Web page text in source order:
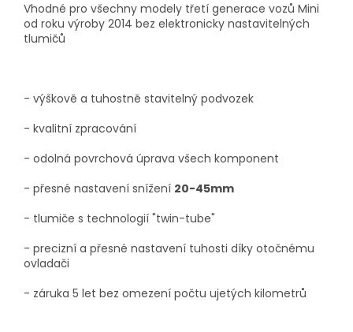
Vhodné pro všechny modely třetí generace vozů Mini
od roku výroby 2014 bez elektronicky nastavitelných
tlumičů
- výškově a tuhostně stavitelný podvozek
- kvalitní zpracování
- odolná povrchová úprava všech komponent
- přesné nastavení snížení 20-45mm
- tlumiče s technologií "twin-tube"
- precizní a přesné nastavení tuhosti díky otočnému
ovladači
- záruka 5 let bez omezení počtu ujetých kilometrů